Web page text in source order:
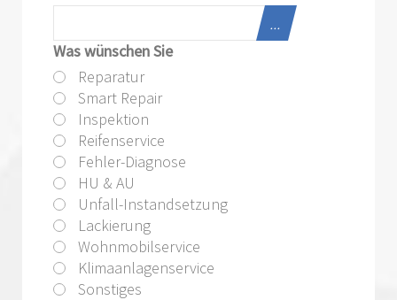
...
Was wünschen Sie
Reparatur
Smart Repair
Inspektion
Reifenservice
Fehler-Diagnose
HU & AU
Unfall-Instandsetzung
Lackierung
Wohnmobilservice
Klimaanlagenservice
Sonstiges